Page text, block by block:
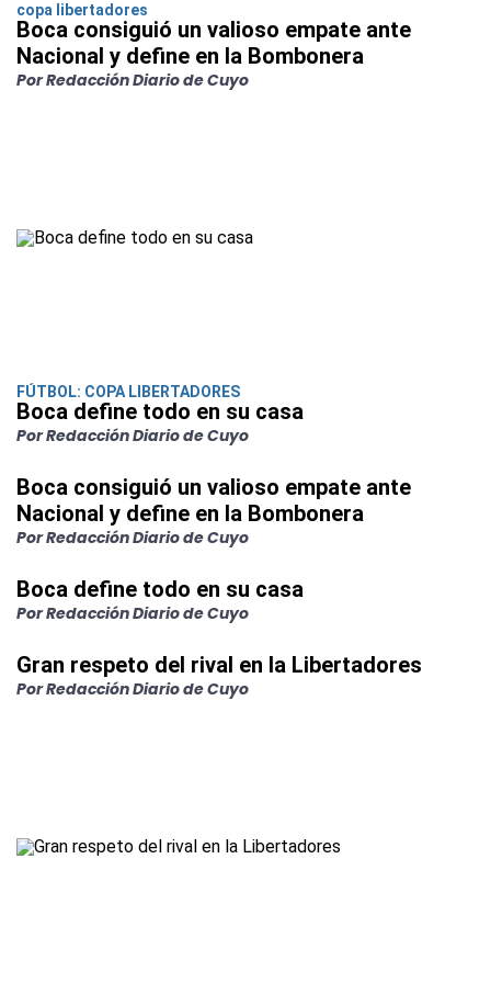
copa libertadores
Boca consiguió un valioso empate ante
Nacional y define en la Bombonera
Por Redacción Diario de Cuyo
FÚTBOL: COPA LIBERTADORES
Boca define todo en su casa
Por Redacción Diario de Cuyo
Boca consiguió un valioso empate ante
Nacional y define en la Bombonera
Por Redacción Diario de Cuyo
Boca define todo en su casa
Por Redacción Diario de Cuyo
Gran respeto del rival en la Libertadores
Por Redacción Diario de Cuyo